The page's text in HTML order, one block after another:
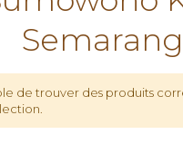
de trouver des produits